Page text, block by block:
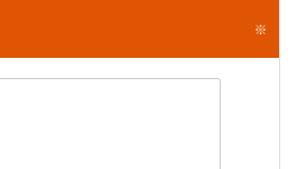
※